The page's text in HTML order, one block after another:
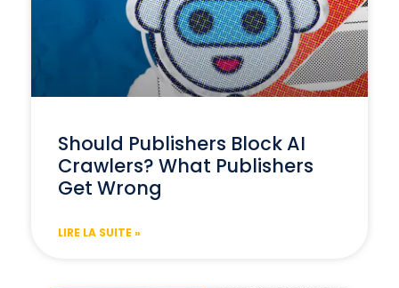
Should Publishers Block AI
Crawlers? What Publishers
Get Wrong
LIRE LA SUITE »